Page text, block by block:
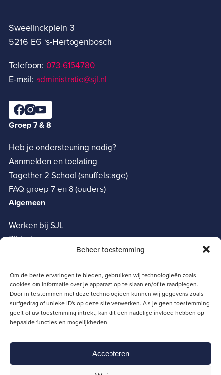
Beheer toestemming
Om de beste ervaringen te bieden, gebruiken wij technologieën zoals
cookies om informatie over je apparaat op te slaan en/of te raadplegen.
Door in te stemmen met deze technologieën kunnen wij gegevens zoals
surfgedrag of unieke ID's op deze site verwerken. Als je geen toestemming
geeft of uw toestemming intrekt, kan dit een nadelige invloed hebben op
bepaalde functies en mogelijkheden.
Accepteren
Sweelinckplein 3
5216 EG ‘s-Hertogenbosch
Telefoon: 073-6154780­
E-mail: administratie@sjl.nl
Groep 7 & 8
Heb je ondersteuning nodig?
Aanmelden en toelating
Together 2 School (snuffelstage)
FAQ groep 7 en 8 (ouders)
Algemeen
Werken bij SJL
Zij-instroom
Vrienden van het SJL
Privacy verklaring
Cookie policy
Snelle links
Moodle